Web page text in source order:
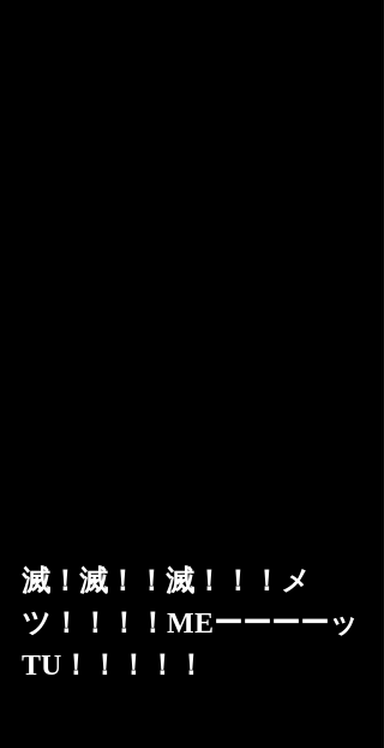
滅！滅！！滅！！！メ
ツ！！！！MEーーーーッ
TU！！！！！